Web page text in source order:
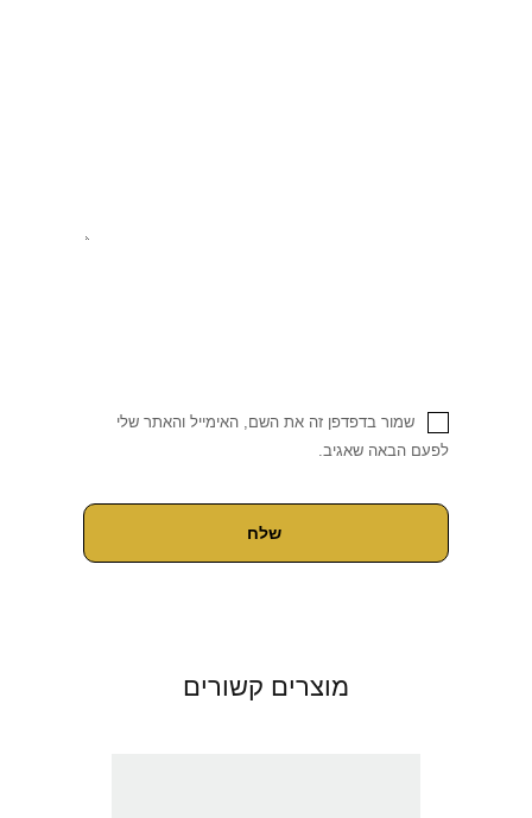
שמור בדפדפן זה את השם, האימייל והאתר שלי
לפעם הבאה שאגיב.
מוצרים קשורים